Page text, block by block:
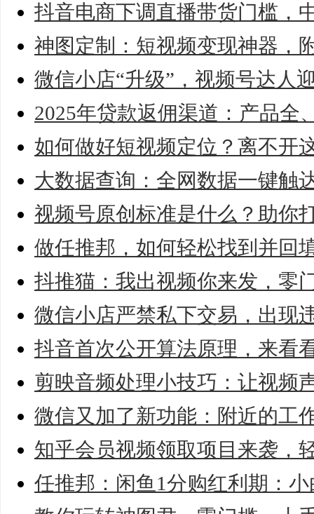
抖音电商下调直播带货门槛，
神图定制：短视频变现神器，
微信小店“升级”，视频号达人
2025年贷款返佣渠道：产品全
如何做好短视频定位？离不开
大数据查询：全网数据一键触
视频号原创标准是什么？助你
做任推邦，如何轻松找到并回
抖推猫：我出视频你来发，零
微信小店严禁私下交易，出现
抖音首次公开算法原理，来看
剪映音频处理小技巧：让视频
微信又加了新功能：附近的工
知乎会员视频领取项目来袭，
任推邦：闲鱼1分购红利期：